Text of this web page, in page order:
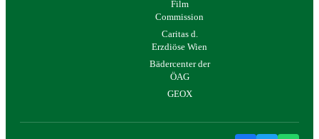
Film
Commission
Caritas d.
Erzdiöse Wien
Bädercenter der
ÖAG
GEOX